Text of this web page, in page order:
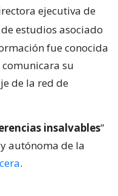
ejecutiva de
estudios asociado
fue conocida
su
de la red de
insalvables”
autónoma de la
.